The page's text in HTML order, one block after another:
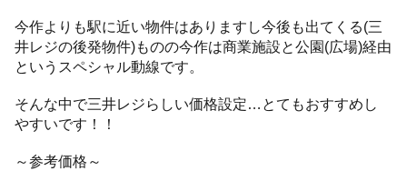
今作よりも駅に近い物件はありますし今後も出てくる(三
井レジの後発物件)ものの今作は商業施設と公園(広場)経由
というスペシャル動線です。
そんな中で三井レジらしい価格設定…とてもおすすめし
やすいです！！
～参考価格～